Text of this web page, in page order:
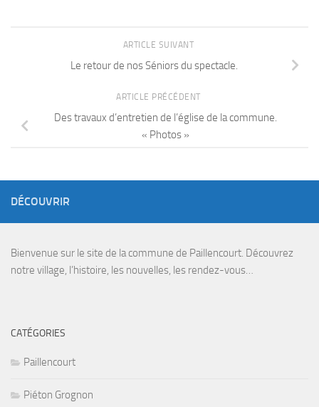
ARTICLE SUIVANT
Le retour de nos Séniors du spectacle.
ARTICLE PRÉCÉDENT
Des travaux d’entretien de l’église de la commune.
« Photos »
DÉCOUVRIR
Bienvenue sur le site de la commune de Paillencourt. Découvrez
notre village, l’histoire, les nouvelles, les rendez-vous…
CATÉGORIES
Paillencourt
Piéton Grognon